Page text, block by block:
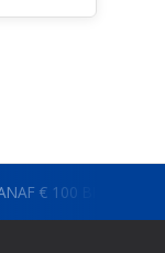
€ 100 BINNEN